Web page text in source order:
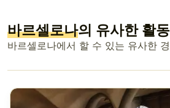
바르셀로나의 유사한 활
바르셀로나에서 할 수 있는 유사한